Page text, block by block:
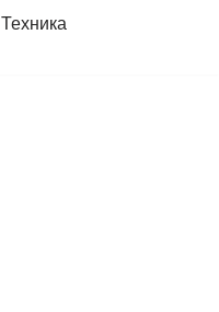
Техника